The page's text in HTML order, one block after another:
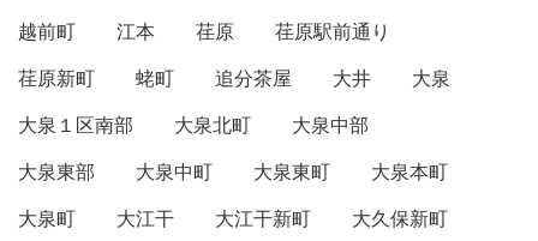
越前町
江本 荏原
荏原駅前通り
荏原新町
蛯町 追分茶屋 大井
大泉
大泉１区南部
大泉北町
大泉中部
大泉東部
大泉中町 大泉東町
大泉本町
大泉町
大江干 大江干新町
大久保新町